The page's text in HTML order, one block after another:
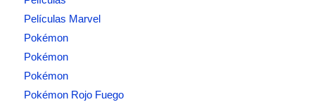
Películas Marvel
Pokémon
Pokémon
Pokémon
Pokémon Rojo Fuego